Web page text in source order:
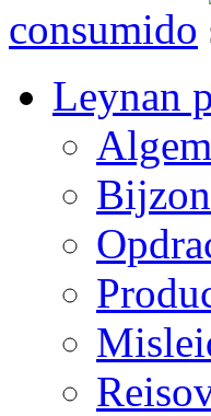
consumido
Leynan